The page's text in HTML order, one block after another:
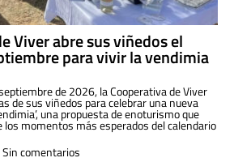
Viver abre sus viñedos el
para vivir la vendimia
de 2026, la Cooperativa de Viver
de sus viñedos para celebrar una nueva
una propuesta de enoturismo que
los momentos más esperados del calendario
Sin comentarios